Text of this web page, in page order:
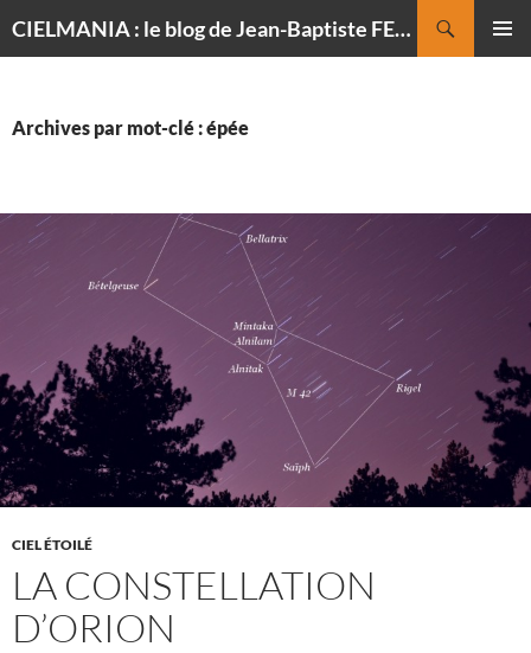
CIELMANIA : le blog de Jean-Baptiste FELDMANN, photographe du ciel
Archives par mot-clé : épée
CIEL ÉTOILÉ
LA CONSTELLATION
D’ORION